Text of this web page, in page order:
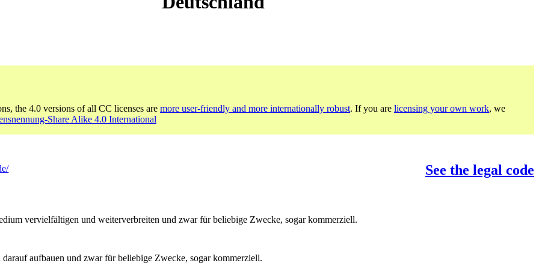
the 4.0 versions of all CC licenses are more user-friendly and more internationally robust. If you are licensing your own work, we
Share Alike 4.0 International
See the legal code
vervielfältigen und weiterverbreiten und zwar für beliebige Zwecke, sogar kommerziell.
aufbauen und zwar für beliebige Zwecke, sogar kommerziell.